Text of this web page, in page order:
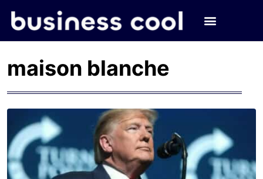
maison blanche